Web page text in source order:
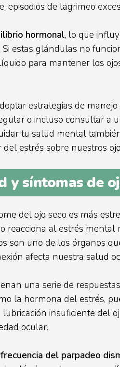
episodios de lagrimeo
hormonal, lo que
estas glándulas no
para mantener los
estrategias de
o incluso consultar a
tu salud mental
estrés sobre nuestros
y síntomas de
del ojo seco es más
reacciona al estrés mental
son uno de los órganos
afecta nuestra salud
una serie de
la hormona del estrés,
insuficiente del
ocular.
del parpadeo